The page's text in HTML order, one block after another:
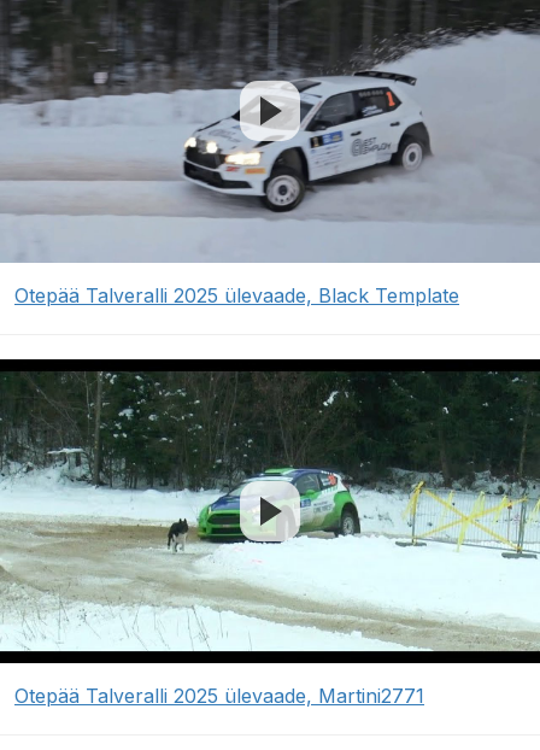
Otepää Talveralli 2025 ülevaade, Black Template
Otepää Talveralli 2025 ülevaade, Martini2771